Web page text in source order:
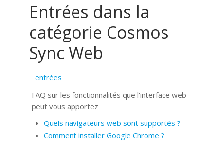
Entrées dans la
catégorie Cosmos
Sync Web
entrées
FAQ sur les fonctionnalités que l'interface web
peut vous apportez
Quels navigateurs web sont supportés ?
Comment installer Google Chrome ?